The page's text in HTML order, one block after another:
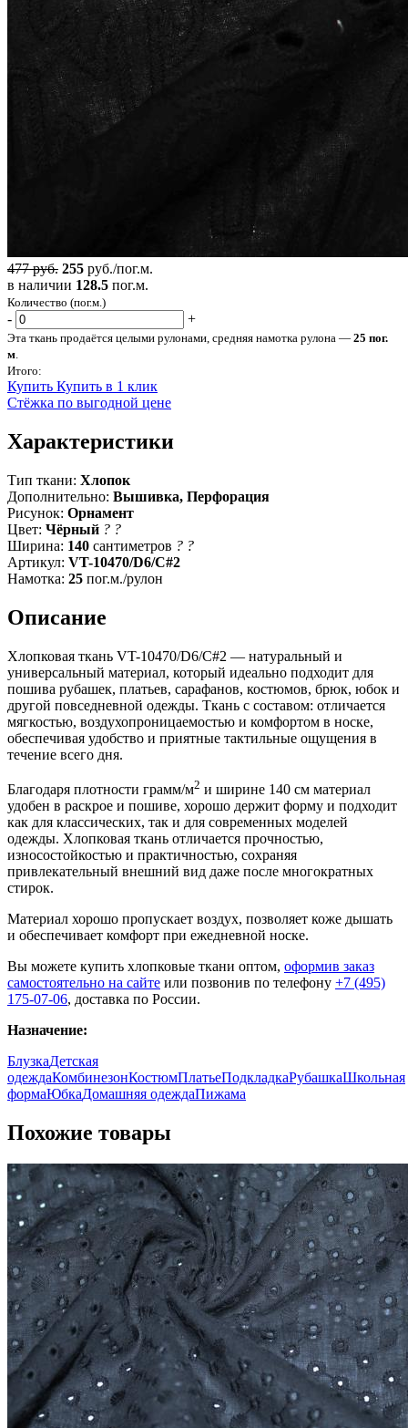
477 руб. 255 руб./пог.м.
в наличии 128.5 пог.м.
Количество (пог.м.)
- +
Эта ткань продаётся целыми рулонами, средняя намотка рулона — 25 пог.
м.
Итого:
Купить Купить в 1 клик
Стёжка по выгодной цене
Характеристики
Тип ткани: Хлопок
Дополнительно: Вышивка, Перфорация
Рисунок: Орнамент
Цвет: Чёрный ? ?
Ширина: 140 сантиметров ? ?
Артикул: VT-10470/D6/C#2
Намотка: 25 пог.м./рулон
Описание
Хлопковая ткань VT-10470/D6/C#2 — натуральный и
универсальный материал, который идеально подходит для
пошива рубашек, платьев, сарафанов, костюмов, брюк, юбок и
другой повседневной одежды. Ткань с составом: отличается
мягкостью, воздухопроницаемостью и комфортом в носке,
обеспечивая удобство и приятные тактильные ощущения в
течение всего дня.
Благодаря плотности грамм/м2 и ширине 140 см материал
удобен в раскрое и пошиве, хорошо держит форму и подходит
как для классических, так и для современных моделей
одежды. Хлопковая ткань отличается прочностью,
износостойкостью и практичностью, сохраняя
привлекательный внешний вид даже после многократных
стирок.
Материал хорошо пропускает воздух, позволяет коже дышать
и обеспечивает комфорт при ежедневной носке.
Вы можете купить хлопковые ткани оптом, оформив заказ
самостоятельно на сайте или позвонив по телефону +7 (495)
175-07-06, доставка по России.
Назначение:
БлузкаДетская
одеждаКомбинезонКостюмПлатьеПодкладкаРубашкаШкольная
формаЮбкаДомашняя одеждаПижама
Похожие товары